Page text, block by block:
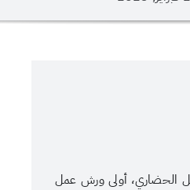
الحضاري، أولى ورش عمل